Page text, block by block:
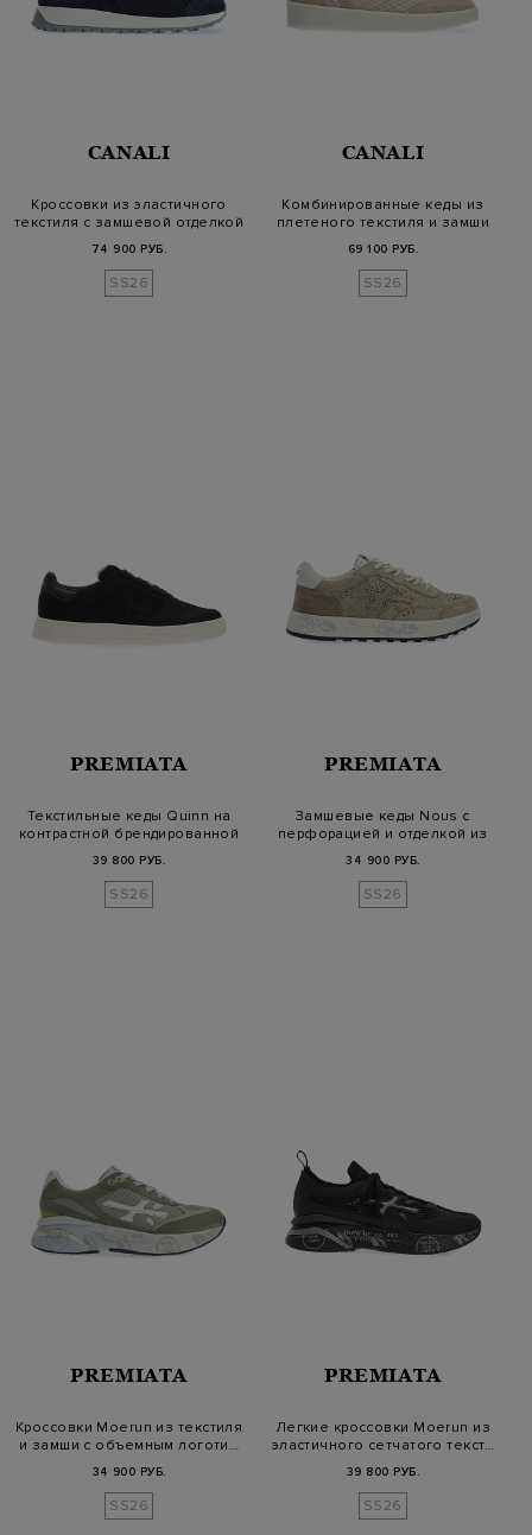
CANALI
Кроссовки из эластичного
текстиля с замшевой отделкой
74 900 РУБ.
SS26
CANALI
Комбинированные кеды из
плетеного текстиля и замши
69 100 РУБ.
SS26
PREMIATA
Текстильные кеды Quinn на
контрастной брендированной
39 800 РУБ.
SS26
PREMIATA
Замшевые кеды Nous с
перфорацией и отделкой из
34 900 РУБ.
SS26
PREMIATA
Кроссовки Moerun из текстиля
и замши с объемным логоти…
34 900 РУБ.
SS26
PREMIATA
Легкие кроссовки Moerun из
эластичного сетчатого текст…
39 800 РУБ.
SS26